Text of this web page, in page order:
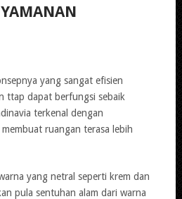
yang sangat efisien
ttap dapat berfungsi sebaik
terkenal dengan
ruangan terasa lebih
yang netral seperti krem dan
pula sentuhan alam dari warna